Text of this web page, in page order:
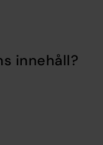
innehåll?